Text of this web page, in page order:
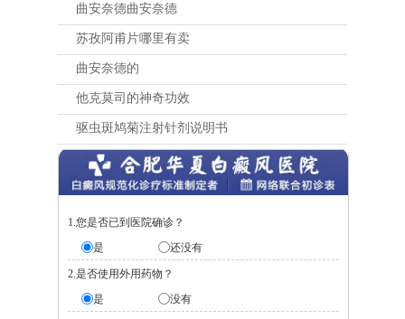
曲安奈德曲安奈德
苏孜阿甫片哪里有卖
曲安奈德的
他克莫司的神奇功效
驱虫斑鸠菊注射针剂说明书
1.您是否已到医院确诊？
是
还没有
2.是否使用外用药物？
是
没有